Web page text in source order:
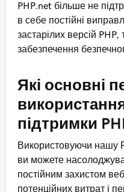
PHP.net більше не
в себе постійні
застарілих версій
забезпечення
Які основні
підтримки
Використовуючи нашу
ви можете
постійним захистом
потенційних витрат і